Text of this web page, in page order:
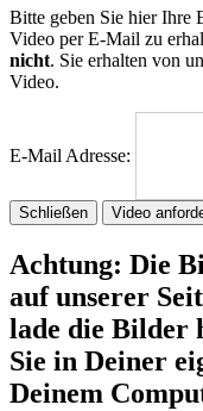
Bitte geben Sie hier Ihre
Video per E-Mail zu
nicht. Sie erhalten von
Video.
E-Mail Adresse:
Schließen Video
Achtung: Die
auf unserer
lade die Bilder
Sie in Deiner
Deinem